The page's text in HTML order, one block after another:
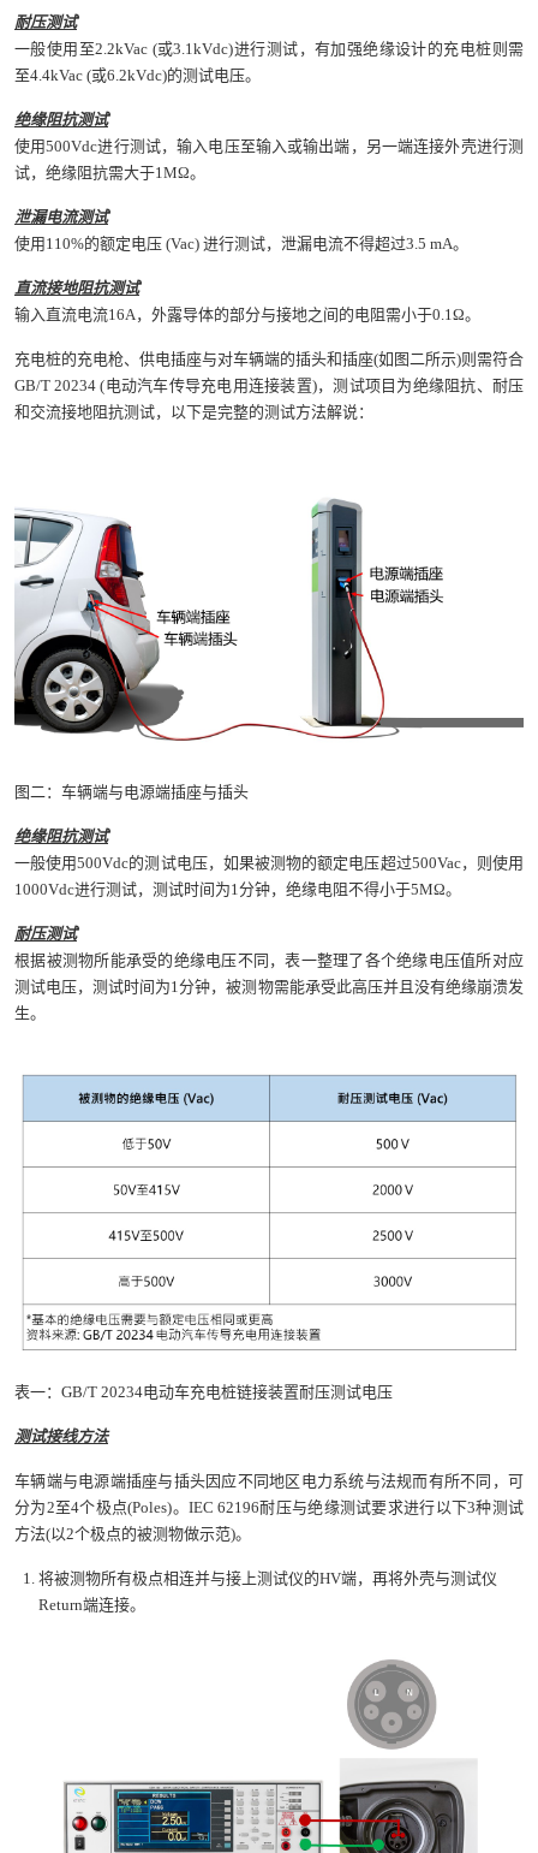
耐压测试
一般使用至2.2kVac (或3.1kVdc)进行测试，有加强绝缘设计的充电桩则需
至4.4kVac (或6.2kVdc)的测试电压。
绝缘阻抗测试
使用500Vdc进行测试，输入电压至输入或输出端，另一端连接外壳进行测
试，绝缘阻抗需大于1MΩ。
泄漏电流测试
使用110%的额定电压 (Vac) 进行测试，泄漏电流不得超过3.5 mA。
直流接地阻抗测试
输入直流电流16A，外露导体的部分与接地之间的电阻需小于0.1Ω。
充电桩的充电枪、供电插座与对车辆端的插头和插座(如图二所示)则需符合
GB/T 20234 (电动汽车传导充电用连接装置)，测试项目为绝缘阻抗、耐压
和交流接地阻抗测试，以下是完整的测试方法解说：
图二：车辆端与电源端插座与插头
绝缘阻抗测试
一般使用500Vdc的测试电压，如果被测物的额定电压超过500Vac，则使用
1000Vdc进行测试，测试时间为1分钟，绝缘电阻不得小于5MΩ。
耐压测试
根据被测物所能承受的绝缘电压不同，表一整理了各个绝缘电压值所对应
测试电压，测试时间为1分钟，被测物需能承受此高压并且没有绝缘崩溃发
生。
表一：GB/T 20234电动车充电桩链接装置耐压测试电压
测试接线方法
车辆端与电源端插座与插头因应不同地区电力系统与法规而有所不同，可
分为2至4个极点(Poles)。IEC 62196耐压与绝缘测试要求进行以下3种测试
方法(以2个极点的被测物做示范)。
将被测物所有极点相连并与接上测试仪的HV端，再将外壳与测试仪
Return端连接。